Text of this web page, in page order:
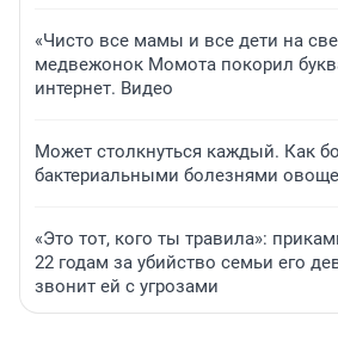
«Чисто все мамы и все дети на
медвежонок Момота покорил
интернет. Видео
Может столкнуться каждый. Как
бактериальными болезнями
«Это тот, кого ты травила»:
22 годам за убийство семьи его
звонит ей с угрозами